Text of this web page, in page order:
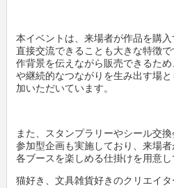
本イベントは、来場者が作品を購
直接交流できることも大きな特徴
作背景を伝えながら販売できるた
や継続的なつながりを生み出す場
加いただいています。
また、スタンプラリーやシール交
参加型企画も実施しており、来場
各ブースを楽しめる仕掛けを用意し
猫好き、文具雑貨好きのクリエイ